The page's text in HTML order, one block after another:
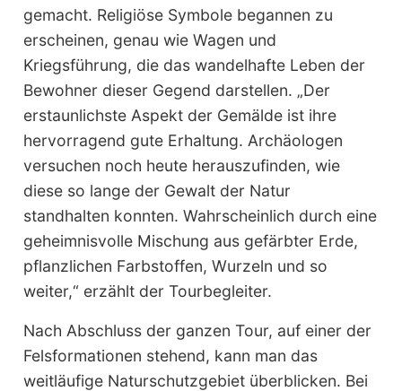
gemacht. Religiöse Symbole begannen zu
erscheinen, genau wie Wagen und
Kriegsführung, die das wandelhafte Leben der
Bewohner dieser Gegend darstellen. „Der
erstaunlichste Aspekt der Gemälde ist ihre
hervorragend gute Erhaltung. Archäologen
versuchen noch heute herauszufinden, wie
diese so lange der Gewalt der Natur
standhalten konnten. Wahrscheinlich durch eine
geheimnisvolle Mischung aus gefärbter Erde,
pflanzlichen Farbstoffen, Wurzeln und so
weiter,“ erzählt der Tourbegleiter.
Nach Abschluss der ganzen Tour, auf einer der
Felsformationen stehend, kann man das
weitläufige Naturschutzgebiet überblicken. Bei